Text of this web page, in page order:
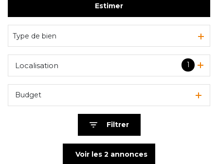
Estimer
Type de bien
1
Localisation
Budget
Filtrer
Voir les 2 annonces